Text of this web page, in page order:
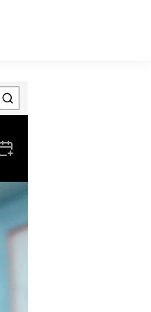
Lesezeichen entfernen
Zum Kalender hinzufügen